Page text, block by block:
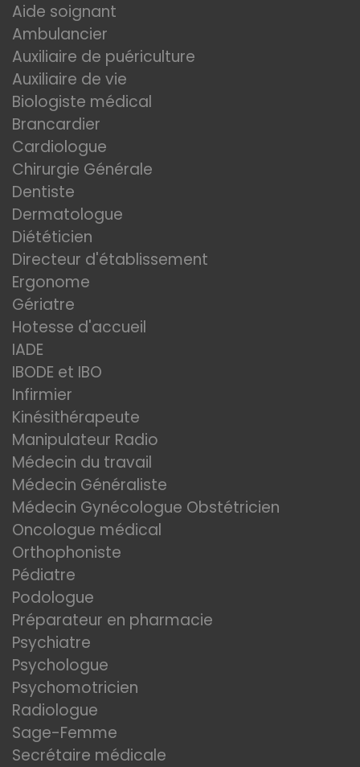
Aide soignant
Ambulancier
Auxiliaire de puériculture
Auxiliaire de vie
Biologiste médical
Brancardier
Cardiologue
Chirurgie Générale
Dentiste
Dermatologue
Diététicien
Directeur d'établissement
Ergonome
Gériatre
Hotesse d'accueil
IADE
IBODE et IBO
Infirmier
Kinésithérapeute
Manipulateur Radio
Médecin du travail
Médecin Généraliste
Médecin Gynécologue Obstétricien
Oncologue médical
Orthophoniste
Pédiatre
Podologue
Préparateur en pharmacie
Psychiatre
Psychologue
Psychomotricien
Radiologue
Sage-Femme
Secrétaire médicale